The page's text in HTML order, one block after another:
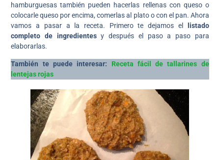
hamburguesas también pueden hacerlas rellenas con queso o
colocarle queso por encima, comerlas al plato o con el pan. Ahora
vamos a pasar a la receta. Primero te dejamos el
listado
completo de ingredientesy después el paso a paso para
elaborarlas.
También te puede interesar: Receta fácil de tallarines de
lentejas rojas